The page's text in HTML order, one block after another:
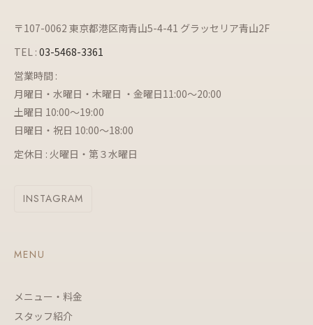
〒107-0062 東京都港区南青山5-4-41 グラッセリア青山2F
TEL : 03-5468-3361
営業時間 :
月曜日・水曜日・木曜日 ・金曜日11:00～20:00
土曜日 10:00～19:00
日曜日・祝日 10:00～18:00
定休日 : 火曜日・第３水曜日
INSTAGRAM
MENU
メニュー・料金
スタッフ紹介